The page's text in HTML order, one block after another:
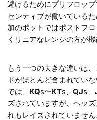
避けるためにプリフロッ
センティブが働いている
加のポットではポストフ
くリニアなレンジの方が機
もう一つの大きな違いは
ドがほとんど含まれてい
では、 KQs〜KTs、 QJs、
ズされていますが、ヘッ
れもレイズされていません